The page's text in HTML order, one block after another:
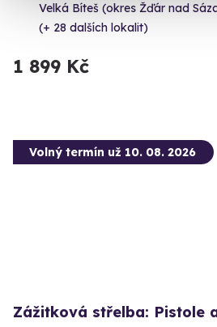
Velká Bíteš (okres Žďár nad
(+ 28 dalších lokalit)
1 899 Kč
Volný termín už 10. 08. 2026
Zážitková střelba: Pistole